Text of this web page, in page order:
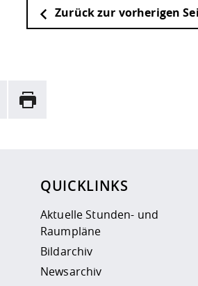
Zurück zur vorherigen
Drucken
QUICKLINKS
Aktuelle Stunden- und
Raumpläne
Bildarchiv
Newsarchiv